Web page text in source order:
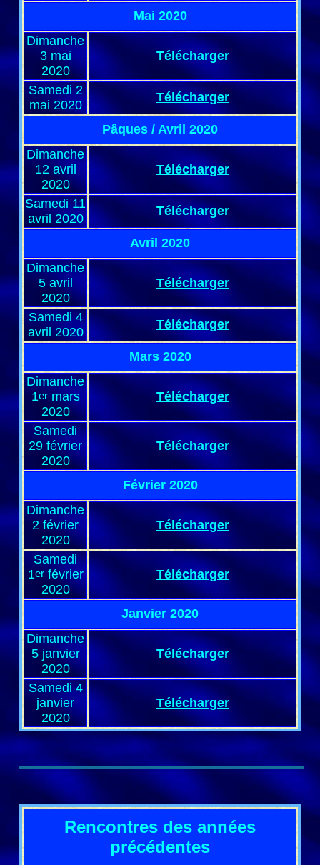
Mai 2020
Dimanche
3 mai
2020
Télécharger
Samedi 2
mai 2020
Télécharger
Pâques / Avril 2020
Dimanche
12 avril
2020
Télécharger
Samedi 11
avril 2020
Télécharger
Avril 2020
Dimanche
5 avril
2020
Télécharger
Samedi 4
avril 2020
Télécharger
Mars 2020
Dimanche
1ermars
2020
Télécharger
Samedi
29 février
2020
Télécharger
Février 2020
Dimanche
2 février
2020
Télécharger
Samedi
1erfévrier
2020
Télécharger
Janvier 2020
Dimanche
5 janvier
2020
Télécharger
Samedi 4
janvier
2020
Télécharger
Rencontres des années
précédentes